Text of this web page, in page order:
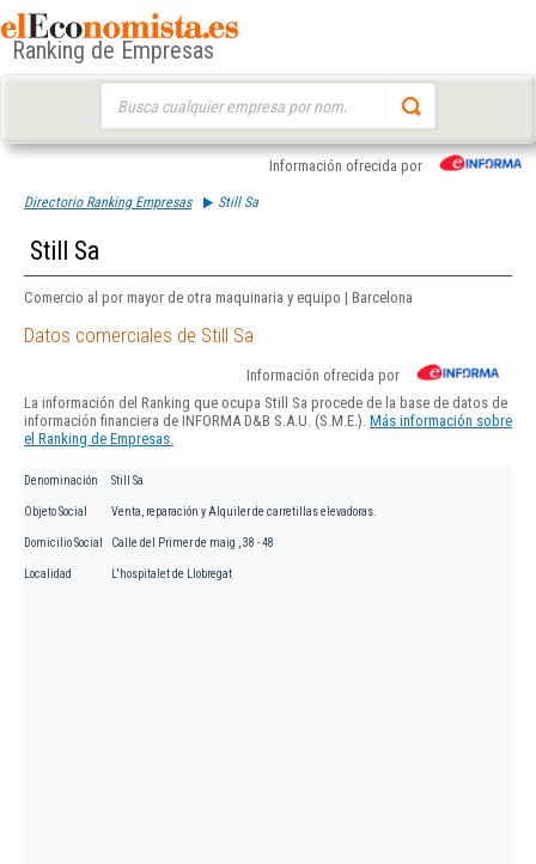
Ranking de Empresas
Información ofrecida por
Directorio Ranking Empresas Still Sa
Still Sa
Comercio al por mayor de otra maquinaria y equipo | Barcelona
Datos comerciales de Still Sa
Información ofrecida por
La información del Ranking que ocupa Still Sa procede de la base de datos de
información financiera de INFORMA D&B S.A.U. (S.M.E.). Más información sobre
el Ranking de Empresas.
Denominación Still Sa
Objeto Social Venta, reparación y Alquiler de carretillas elevadoras.
Domicilio Social Calle del Primer de maig , 38 - 48
Localidad L'hospitalet de Llobregat